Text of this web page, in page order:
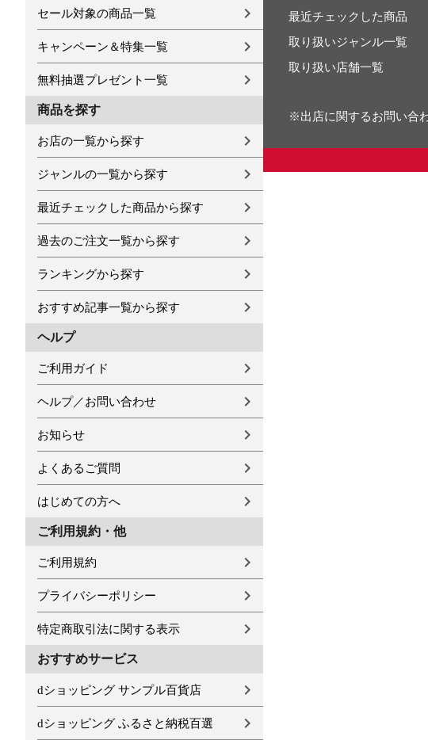
セール対象の商品一覧
キャンペーン＆特集一覧
無料抽選プレゼント一覧
商品を探す
お店の一覧から探す
ジャンルの一覧から探す
最近チェックした商品から探す
過去のご注文一覧から探す
ランキングから探す
おすすめ記事一覧から探す
ヘルプ
ご利用ガイド
ヘルプ／お問い合わせ
お知らせ
よくあるご質問
はじめての方へ
ご利用規約・他
ご利用規約
プライバシーポリシー
特定商取引法に関する表示
おすすめサービス
dショッピング サンプル百貨店
dショッピング ふるさと納税百選
最近チェックした商品
取り扱いジャンル一覧
取り扱い店舗一覧
※出店に関するお問い合